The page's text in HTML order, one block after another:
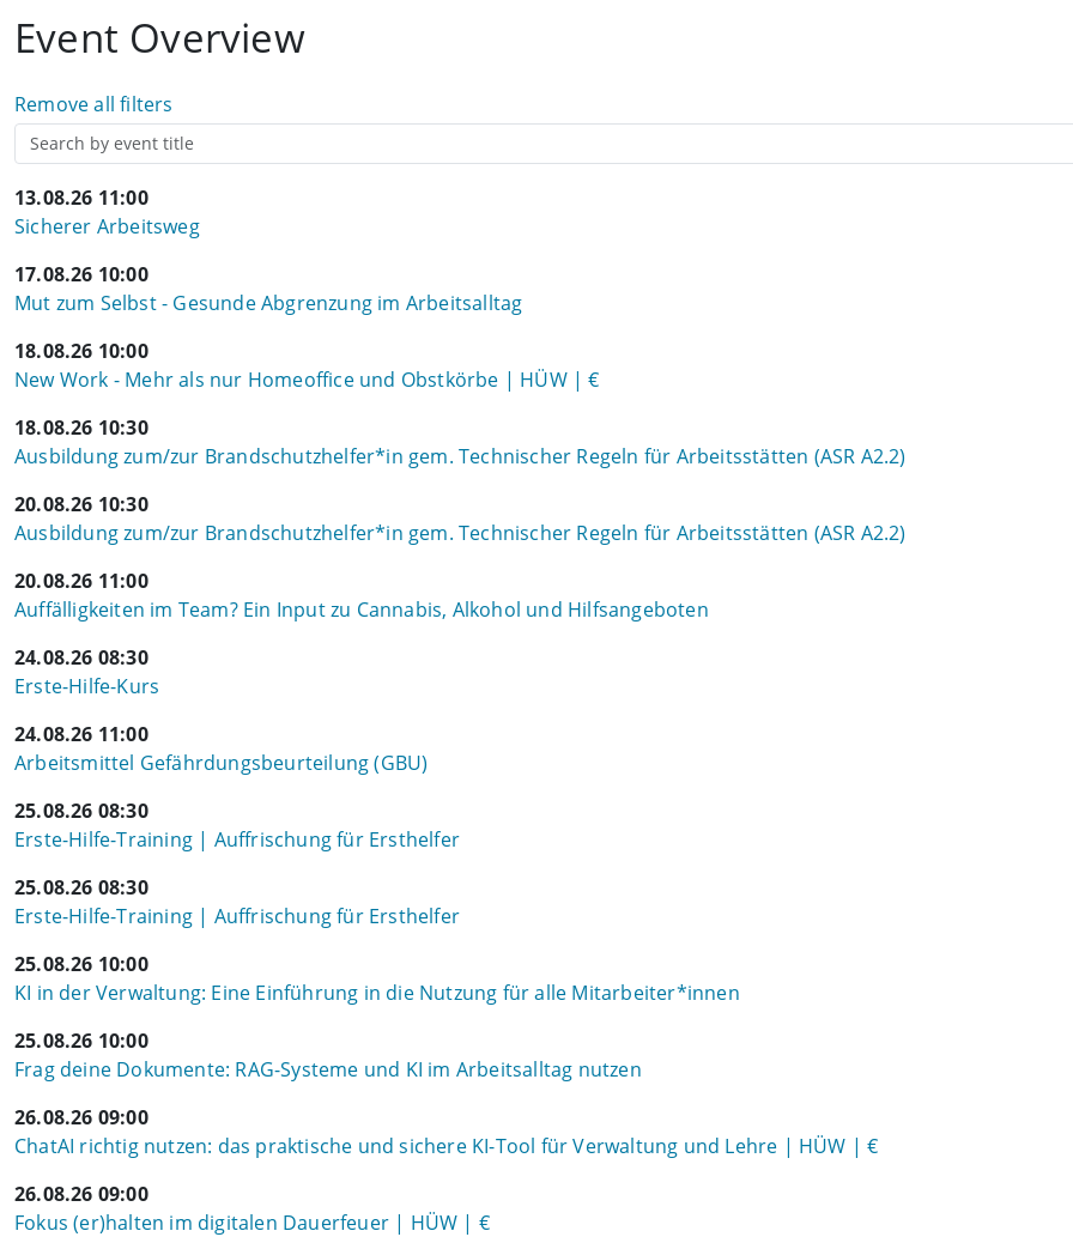
Event Overview
Remove all filters
13.08.26 11:00
Sicherer Arbeitsweg
17.08.26 10:00
Mut zum Selbst - Gesunde Abgrenzung im Arbeitsalltag
18.08.26 10:00
New Work - Mehr als nur Homeoffice und Obstkörbe | HÜW | €
18.08.26 10:30
Ausbildung zum/zur Brandschutzhelfer*in gem. Technischer Regeln für Arbeitsstätten (ASR A2.2)
20.08.26 10:30
Ausbildung zum/zur Brandschutzhelfer*in gem. Technischer Regeln für Arbeitsstätten (ASR A2.2)
20.08.26 11:00
Auffälligkeiten im Team? Ein Input zu Cannabis, Alkohol und Hilfsangeboten
24.08.26 08:30
Erste-Hilfe-Kurs
24.08.26 11:00
Arbeitsmittel Gefährdungsbeurteilung (GBU)
25.08.26 08:30
Erste-Hilfe-Training | Auffrischung für Ersthelfer
25.08.26 08:30
Erste-Hilfe-Training | Auffrischung für Ersthelfer
25.08.26 10:00
KI in der Verwaltung: Eine Einführung in die Nutzung für alle Mitarbeiter*innen
25.08.26 10:00
Frag deine Dokumente: RAG-Systeme und KI im Arbeitsalltag nutzen
26.08.26 09:00
ChatAI richtig nutzen: das praktische und sichere KI-Tool für Verwaltung und Lehre | HÜW | €
26.08.26 09:00
Fokus (er)halten im digitalen Dauerfeuer | HÜW | €